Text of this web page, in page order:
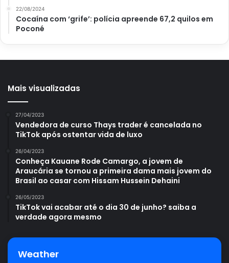
22/08/2024
Cocaína com ‘grife’: polícia apreende 67,2 quilos em
Poconé
Mais visualizadas
27/04/2023
Vendedora de curso Thays trader é cancelada no
TikTok após ostentar vida de luxo
26/04/2023
Conheça Kauane Rode Camargo, a jovem de
Araucária se tornou a primeira dama mais jovem do
Brasil ao casar com Hissam Hussein Dehaini
26/05/2023
TikTok vai acabar até o dia 30 de junho? saiba a
verdade agora mesmo
Weather